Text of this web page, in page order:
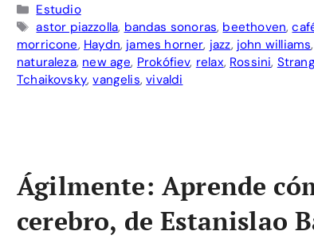
Categorías
Estudio
Etiquetas
astor piazzolla, bandas sonoras, beethoven,
morricone, Haydn, james horner, jazz, john williams,
naturaleza, new age, Prokófiev, relax, Rossini,
Tchaikovsky,vangelis,vivaldi
Ágilmente: Aprende
cerebro, de Estanislao